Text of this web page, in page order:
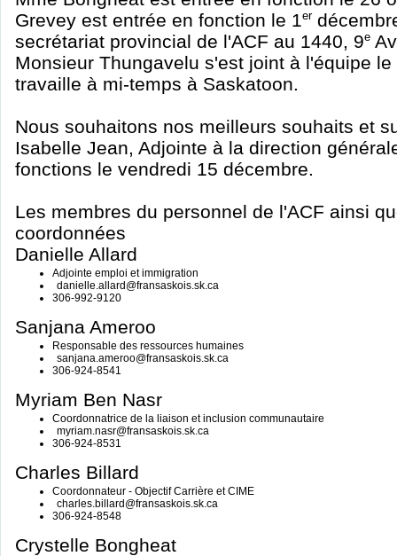
Grevey est entrée en fonction le 1er
secrétariat provincial de l'ACF au 1440, 9e
Monsieur Thungavelu s'est joint à l'équipe
travaille à mi-temps à Saskatoon.
Nous souhaitons nos meilleurs souhaits et
Isabelle Jean, Adjointe à la direction
fonctions le vendredi 15 décembre.
Les membres du personnel de l'ACF ainsi
coordonnées
Danielle Allard
Adjointe emploi et immigration
danielle.allard@fransaskois.sk.ca
306-992-9120
Sanjana Ameroo
Responsable des ressources humaines
sanjana.ameroo@fransaskois.sk.ca
306-924-8541
Myriam Ben Nasr
Coordonnatrice de la liaison et inclusion communautaire
myriam.nasr@fransaskois.sk.ca
306-924-8531
Charles Billard
Coordonnateur - Objectif Carrière et CIME
charles.billard@fransaskois.sk.ca
306-924-8548
Crystelle Bongheat